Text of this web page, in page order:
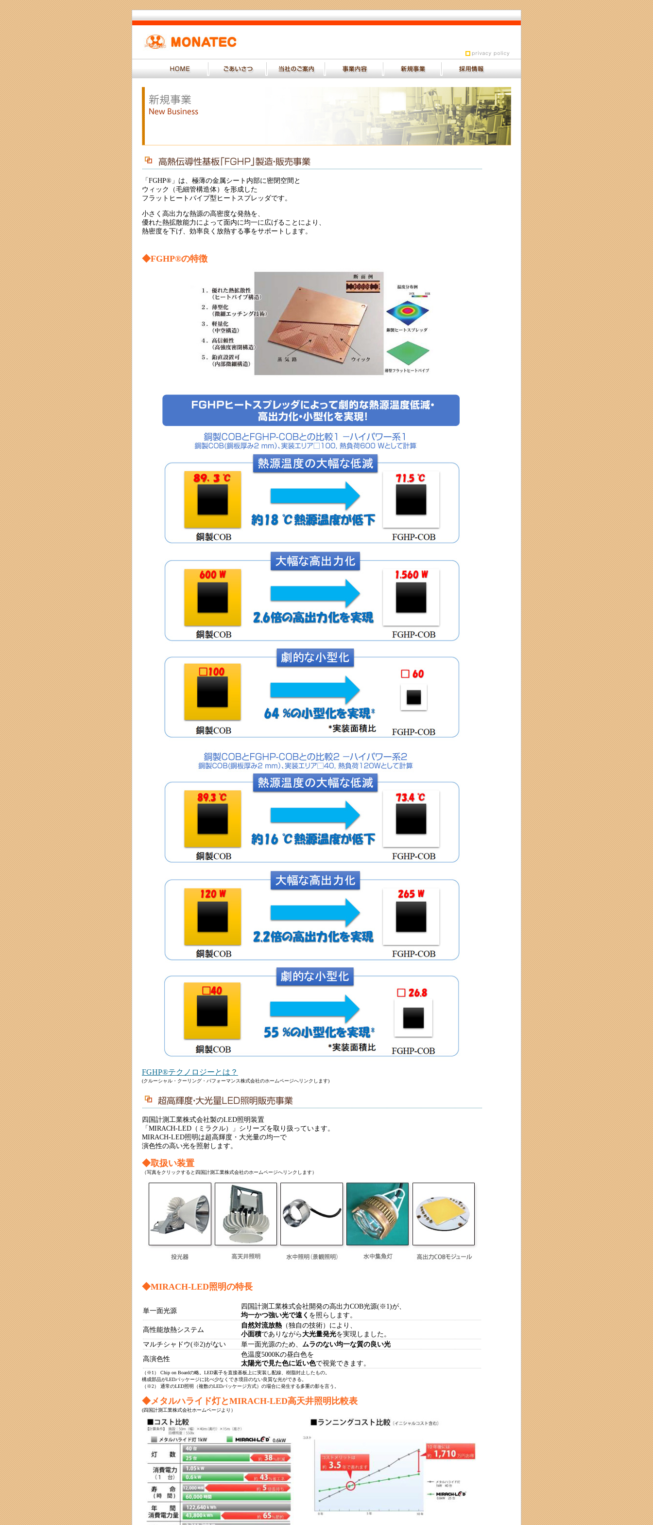
「FGHP®」は、極薄の金属シート内部に密閉空間と
ウィック（毛細管構造体）を形成した
フラットヒートパイプ型ヒートスプレッダです。
小さく高出力な熱源の高密度な発熱を、
優れた熱拡散能力によって面内に均一に広げることにより、
熱密度を下げ、効率良く放熱する事をサポートします。
◆FGHP®の特徴
FGHP®テクノロジーとは？
(クルーシャル・クーリング・パフォーマンス株式会社のホームページへリンクします)
四国計測工業株式会社製のLED照明装置
「MIRACH-LED（ミラクル）」シリーズを取り扱っています。
MIRACH-LED照明は超高輝度・大光量の均一で
演色性の高い光を照射します。
◆取扱い装置
（写真をクリックすると四国計測工業株式会社のホームページへリンクします）
◆MIRACH-LED照明の特長
単一面光源
四国計測工業株式会社開発の高出力COB光源(※1)が、
均一かつ強い光で遠く を照らします。
高性能放熱システム
自然対流放熱 （独自の技術）により、
小面積でありながら大光量発光を実現しました。
マルチシャドウ(※2)がない
単一面光源のため、 ムラのない均一な質の良い光
高演色性
色温度5000Kの昼白色を
太陽光で見た色に近い色で視覚できます。
（※1） Chip on Boardの略。LED素子を直接基板上に実装し配線、樹脂封止したもの。
構成部品がLEDパッケージに比べ少なくでき境目のない良質な光ができる。
（※2） 通常のLED照明（複数のLEDパッケージ方式）の場合に発生する多重の影を言う。
◆メタルハライド灯とMIRACH-LED高天井照明比較表
(四国計測工業株式会社ホームページより）